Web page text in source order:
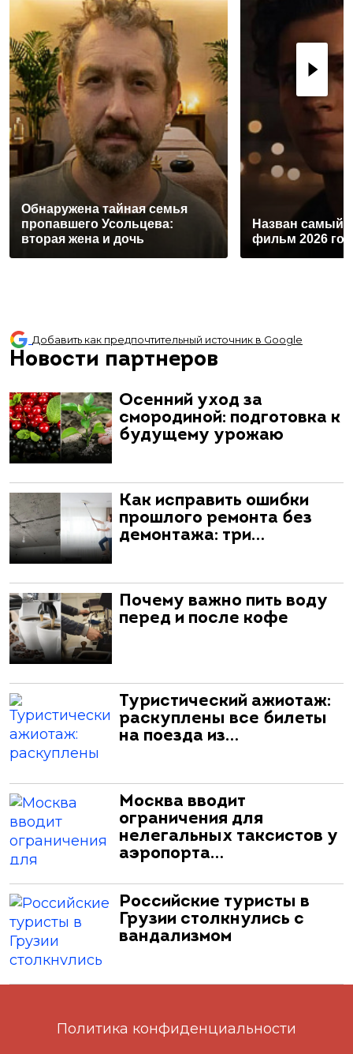
Обнаружена тайная семья
пропавшего Усольцева:
вторая жена и дочь
Назван самый
фильм 2026
Добавить как предпочтительный источник в Google
Новости партнеров
Осенний уход за
смородиной: подготовка к
будущему урожаю
Как исправить ошибки
прошлого ремонта без
демонтажа: три…
Почему важно пить воду
перед и после кофе
Туристический ажиотаж:
раскуплены все билеты
на поезда из…
Москва вводит
ограничения для
нелегальных таксистов у
аэропорта…
Российские туристы в
Грузии столкнулись с
вандализмом
Политика конфиденциальности